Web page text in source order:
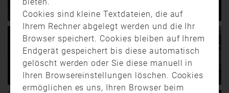
Waldbrand bei Niederreith:
Zwei Reisighaufen brennen
Am frühen Samstag brach
ein Waldbrand bei
Niederreit aus. Zwei
Reisighaufen …
Silvesterabend (LA)
Die Polizeiinspektion
Landshut meldete nur
wenige Einsätze an
Silvester, die …
11:49
00:36
150.000 Euro Schaden in
Langenbach: Feuer in
Industriehalle ausgebrochen
Brand in Helmbrechts: Drei
Verletzte nach Feuer in
Wohnhaus
Cookies sind kleine Textdateien, die auf
Ihrem Rechner abgelegt werden und die Ihr
Browser speichert. Cookies bleiben auf Ihrem
Endgerät gespeichert bis diese automatisch
gelöscht werden oder Sie diese manuell in
Ihren Browsereinstellungen löschen. Cookies
ermöglichen es uns, Ihren Browser beim